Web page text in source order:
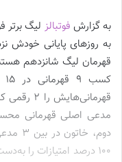
به گزارش فوتبالز
به روزهای پایانی خودش
قهرمان لیگ شانزدهم
دوم،
100 درصد امتیازات را